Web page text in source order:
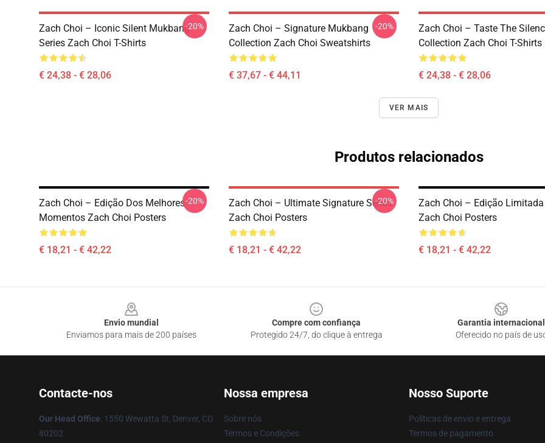
Zach Choi – Iconic Silent Mukbang
Series Zach Choi T-Shirts
€ 24,38 - € 28,06
-20%
Zach Choi – Signature Mukbang
Collection Zach Choi Sweatshirts
€ 37,67 - € 44,11
-20%
Zach Choi – Taste The
Collection Zach Choi T-Shirts
€ 24,38 - € 28,06
VER MAIS
Produtos relacionados
Zach Choi – Edição Dos Melhores
Momentos Zach Choi Posters
€ 18,21 - € 42,22
-20%
Zach Choi – Ultimate Signature Series
Zach Choi Posters
€ 18,21 - € 42,22
-20%
Zach Choi – Edição
Zach Choi Posters
€ 18,21 - € 42,22
Envio mundial
Enviamos para mais de 200 países
Compre com confiança
Protegido 24/7, do clique à entrega
Garantia internacional
Oferecido no país de
Contacte-nos
Our Head Office: 1550 Wewatta St, Denver, CO
80202
Nossa empresa
Sobre nós
Termos e Condições
Nosso Suporte
Políticas de envio e entrega
Termos de pagamento